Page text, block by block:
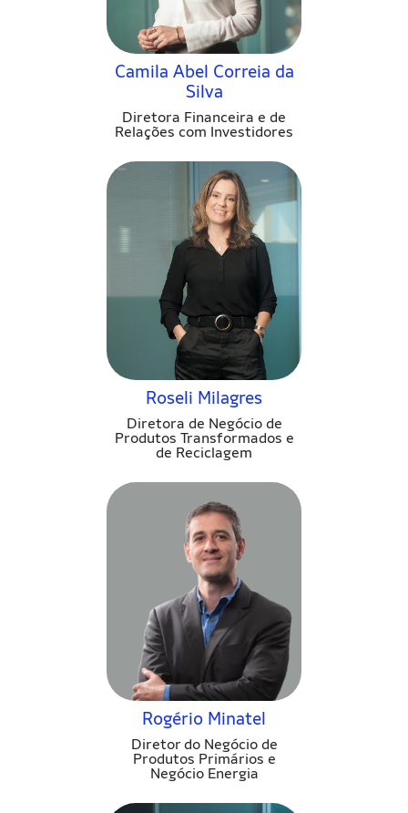
Camila Abel Correia da
Silva
Diretora Financeira e de
Relações com Investidores
Roseli Milagres
Diretora de Negócio de
Produtos Transformados e
de Reciclagem
Rogério Minatel
Diretor do Negócio de
Produtos Primários e
Negócio Energia